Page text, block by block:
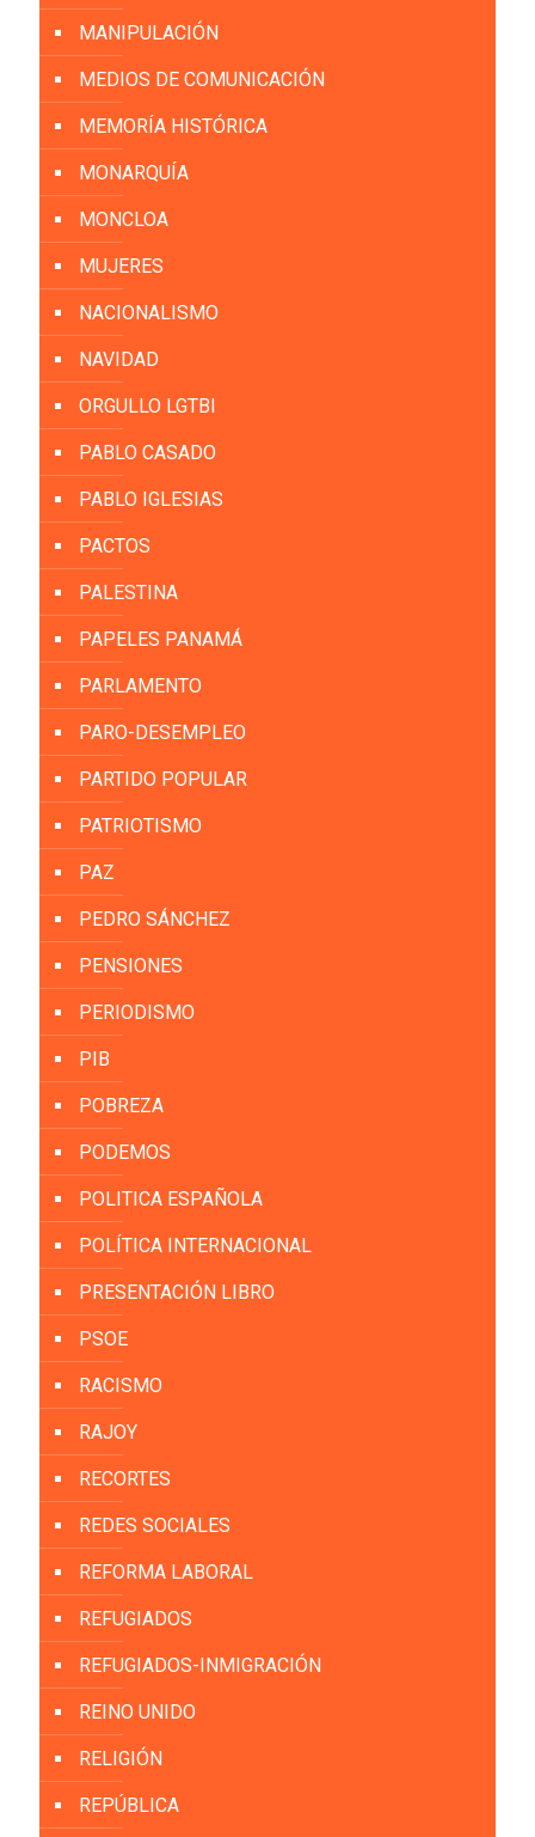
MANIPULACIÓN
MEDIOS DE COMUNICACIÓN
MEMORÍA HISTÓRICA
MONARQUÍA
MONCLOA
MUJERES
NACIONALISMO
NAVIDAD
ORGULLO LGTBI
PABLO CASADO
PABLO IGLESIAS
PACTOS
PALESTINA
PAPELES PANAMÁ
PARLAMENTO
PARO-DESEMPLEO
PARTIDO POPULAR
PATRIOTISMO
PAZ
PEDRO SÁNCHEZ
PENSIONES
PERIODISMO
PIB
POBREZA
PODEMOS
POLITICA ESPAÑOLA
POLÍTICA INTERNACIONAL
PRESENTACIÓN LIBRO
PSOE
RACISMO
RAJOY
RECORTES
REDES SOCIALES
REFORMA LABORAL
REFUGIADOS
REFUGIADOS-INMIGRACIÓN
REINO UNIDO
RELIGIÓN
REPÚBLICA